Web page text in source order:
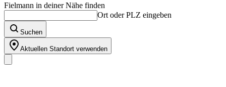
Fielmann in deiner Nähe finden
Ort oder PLZ eingeben
Suchen
Aktuellen Standort verwenden